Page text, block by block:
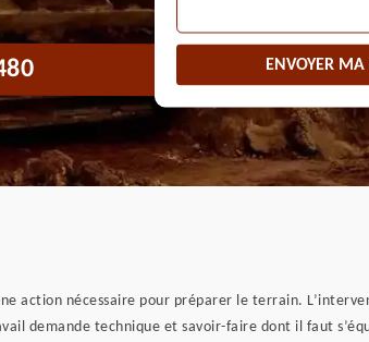
action nécessaire pour préparer le terrain.
demande technique et savoir-faire dont il faut